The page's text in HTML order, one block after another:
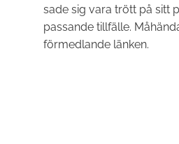
sade sig vara trött på sitt
passande tillfälle.
förmedlande länken.